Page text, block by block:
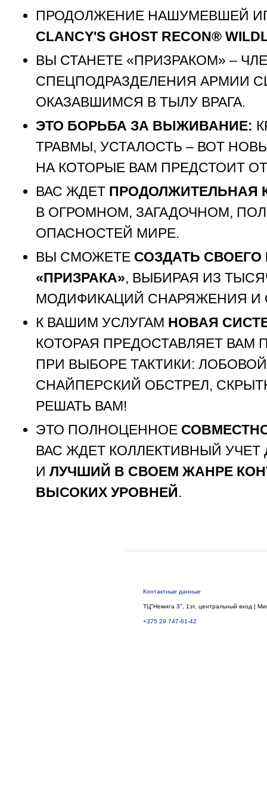
ПРОДОЛЖЕНИЕ НАШУМЕВШЕЙ
CLANCY'S GHOST RECON®
ВЫ СТАНЕТЕ «ПРИЗРАКОМ» –
СПЕЦПОДРАЗДЕЛЕНИЯ АРМИИ
ОКАЗАВШИМСЯ В ТЫЛУ ВРАГА.
ЭТО БОРЬБА ЗА ВЫЖИВАНИЕ:
ТРАВМЫ, УСТАЛОСТЬ – ВОТ
НА КОТОРЫЕ ВАМ ПРЕДСТОИТ
ВАС ЖДЕТ ПРОДОЛЖИТЕЛЬНАЯ
В ОГРОМНОМ, ЗАГАДОЧНОМ,
ОПАСНОСТЕЙ МИРЕ.
ВЫ СМОЖЕТЕ СОЗДАТЬ
«ПРИЗРАКА», ВЫБИРАЯ ИЗ
МОДИФИКАЦИЙ СНАРЯЖЕНИЯ И
К ВАШИМ УСЛУГАМ НОВАЯ
КОТОРАЯ ПРЕДОСТАВЛЯЕТ ВАМ
ПРИ ВЫБОРЕ ТАКТИКИ:
СНАЙПЕРСКИЙ ОБСТРЕЛ,
РЕШАТЬ ВАМ!
ЭТО ПОЛНОЦЕННОЕ
ВАС ЖДЕТ КОЛЛЕКТИВНЫЙ
И ЛУЧШИЙ В СВОЕМ ЖАНРЕ
ВЫСОКИХ УРОВНЕЙ.
Контактные данные
ТЦ"Немига 3", 1эт, центральный вход |
+375 29 747-61-42